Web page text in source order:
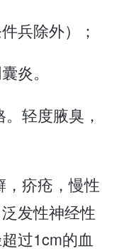
兵除外）；
炎。
轻度腋臭，
，疥疮，慢性
发性神经性
过1cm的血